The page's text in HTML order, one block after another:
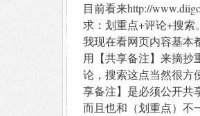
目前看来http://
求：划重点+评论+搜索。
我现在看网页内容基本
用【共享备注】来摘抄
论，搜索这点当然很方
享备注】是必须公开共
而且也和（划重点）不